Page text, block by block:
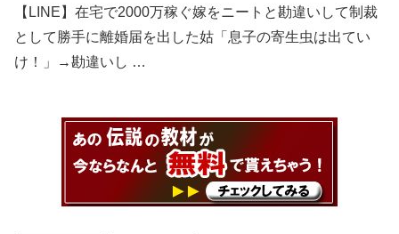
【LINE】在宅で2000万稼ぐ嫁をニートと勘違いして制裁
として勝手に離婚届を出した姑「息子の寄生虫は出てい
け！」→勘違いし …